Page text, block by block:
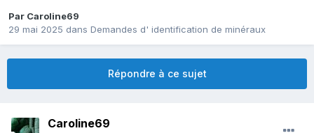
Par Caroline69
29 mai 2025 dans Demandes d' identification de minéraux
Répondre à ce sujet
Caroline69